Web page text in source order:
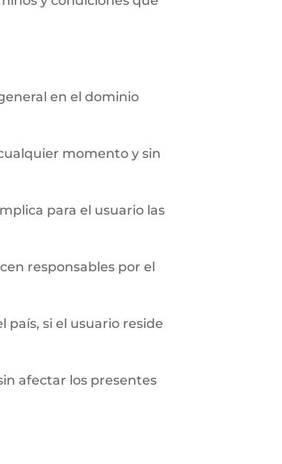
en el dominio
momento y sin
para el usuario las
responsables por el
si el usuario reside
afectar los presentes